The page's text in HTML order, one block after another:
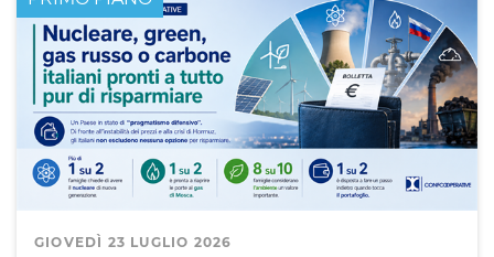
GIOVEDÌ 23 LUGLIO 2026